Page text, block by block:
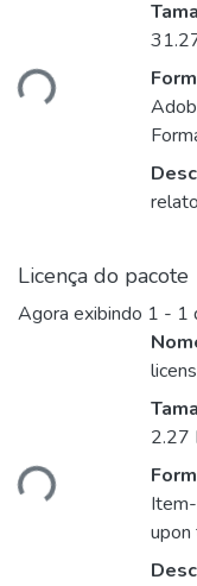
Licença do pacote
Agora exibindo 1 - 1
2.27
upon